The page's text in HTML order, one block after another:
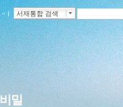
ｌ 서재통합 검색
비밀